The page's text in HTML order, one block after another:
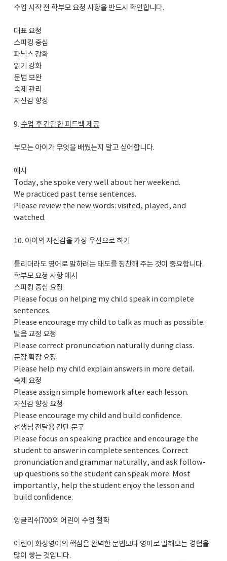
수업 시작 전 학부모 요청 사항을 반드시 확인합니다.
대표 요청
스피킹 중심
파닉스 강화
읽기 강화
문법 보완
숙제 관리
자신감 향상
9. 수업 후 간단한 피드백 제공
부모는 아이가 무엇을 배웠는지 알고 싶어합니다.
예시
Today, she spoke very well about her weekend.
We practiced past tense sentences.
Please review the new words: visited, played, and
watched.
10. 아이의 자신감을 가장 우선으로 하기
틀리더라도 영어로 말하려는 태도를 칭찬해 주는 것이 중요합니다.
학부모 요청 사항 예시
스피킹 중심 요청
Please focus on helping my child speak in complete
sentences.
Please encourage my child to talk as much as possible.
발음 교정 요청
Please correct pronunciation naturally during class.
문장 확장 요청
Please help my child explain answers in more detail.
숙제 요청
Please assign simple homework after each lesson.
자신감 향상 요청
Please encourage my child and build confidence.
선생님 전달용 간단 문구
Please focus on speaking practice and encourage the
student to answer in complete sentences. Correct
pronunciation and grammar naturally, and ask follow-
up questions so the student can speak more. Most
importantly, help the student enjoy the lesson and
build confidence.
잉글리쉬700의 어린이 수업 철학
어린이 화상영어의 핵심은 완벽한 문법보다 영어로 말해보는 경험을
많이 쌓는 것입니다.